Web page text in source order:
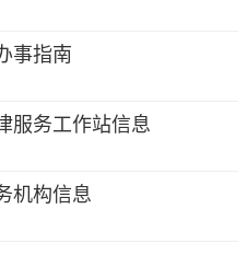
事指南
服务工作站信息
机构信息